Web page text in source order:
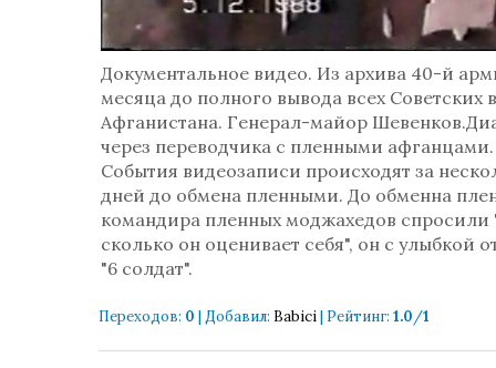
Документальное видео. Из архива 40-й
месяца до полного вывода всех Советских
Афганистана. Генерал-майор
через переводчика с пленными афганцами.
События видеозаписи происходят за
дней до обмена пленными. До обменна
командира пленных моджахедов спросили
сколько он оценивает себя", он с улыбкой
"6 солдат".
Переходов: 0 | Добавил: Babici| Рейтинг: 1.0/1